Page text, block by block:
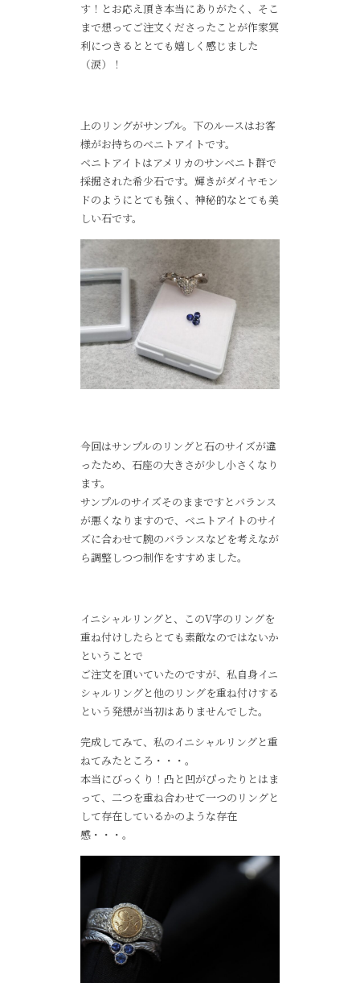
す！とお応え頂き本当にありがたく、そこ
まで想ってご注文くださったことが作家冥
利につきるととても嬉しく感じました
（涙）！
上のリングがサンプル。下のルースはお客
様がお持ちのベニトアイトです。
ベニトアイトはアメリカのサンベニト群で
採掘された希少石です。輝きがダイヤモン
ドのようにとても強く、神秘的なとても美
しい石です。
今回はサンプルのリングと石のサイズが違
ったため、石座の大きさが少し小さくなり
ます。
サンプルのサイズそのままですとバランス
が悪くなりますので、ベニトアイトのサイ
ズに合わせて腕のバランスなどを考えなが
ら調整しつつ制作をすすめました。
イニシャルリングと、このV字のリングを
重ね付けしたらとても素敵なのではないか
ということで
ご注文を頂いていたのですが、私自身イニ
シャルリングと他のリングを重ね付けする
という発想が当初はありませんでした。
完成してみて、私のイニシャルリングと重
ねてみたところ・・・。
本当にびっくり！凸と凹がぴったりとはま
って、二つを重ね合わせて一つのリングと
して存在しているかのような存在
感・・・。